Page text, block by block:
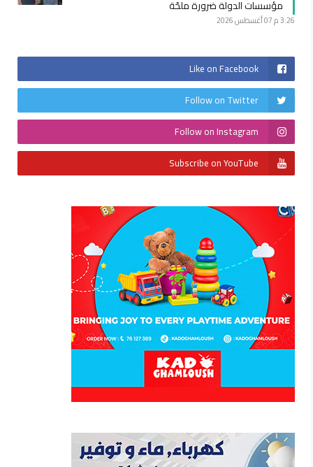
مؤسسات الدولة ضرورة ملحّة
3:26 م 07 أغسطس 2026
Like on Facebook
Follow on Twitter
Follow on Instagram
Subscribe on YouTube